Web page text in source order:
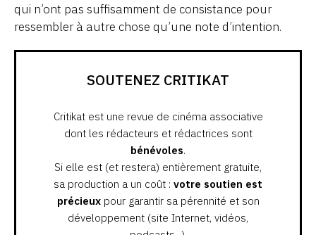
qui n’ont pas suffisamment de consistance pour
ressembler à autre chose qu’une note d’intention.
SOUTENEZ CRITIKAT
Critikat est une revue de cinéma associative
dont les rédacteurs et rédactrices sont
bénévoles.
Si elle est (et restera) entièrement gratuite,
sa production a un coût : votre soutien est
précieuxpour garantir sa pérennité et son
développement (site Internet, vidéos,